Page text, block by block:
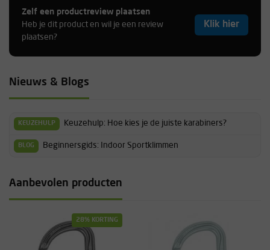
Zelf een productreview plaatsen
Heb je dit product en wil je een review
plaatsen?
Klik hier
Nieuws & Blogs
KEUZEHULP Keuzehulp: Hoe kies je de juiste karabiners?
BLOG Beginnersgids: Indoor Sportklimmen
Aanbevolen producten
28% KORTING